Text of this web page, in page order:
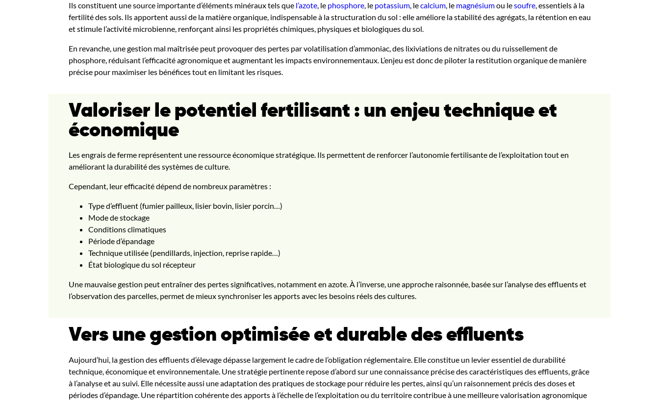
Ils constituent une source importante d’éléments minéraux tels que l’azote, le phosphore, le potassium, lecalcium, le magnésiumou lesoufre, essentiels à la
fertilité des sols. Ils apportent aussi de la matière organique, indispensable à la structuration du sol : elle améliore la stabilité des agrégats, la rétention en eau
et stimule l’activité microbienne, renforçant ainsi les propriétés chimiques, physiques et biologiques du sol.
En revanche, une gestion mal maîtrisée peut provoquer des pertes par volatilisation d’ammoniac, des lixiviations de nitrates ou du ruissellement de
phosphore, réduisant l’efficacité agronomique et augmentant les impacts environnementaux. L’enjeu est donc de piloter la restitution organique de manière
précise pour maximiser les bénéfices tout en limitant les risques.
Valoriser le potentiel fertilisant : un enjeu technique et
économique
Les engrais de ferme représentent une ressource économique stratégique. Ils permettent de renforcer l’autonomie fertilisante de l’exploitation tout en
améliorant la durabilité des systèmes de culture.
Cependant, leur efficacité dépend de nombreux paramètres :
Type d’effluent (fumier pailleux, lisier bovin, lisier porcin…)
Mode de stockage
Conditions climatiques
Période d’épandage
Technique utilisée (pendillards, injection, reprise rapide…)
État biologique du sol récepteur
Une mauvaise gestion peut entraîner des pertes significatives, notamment en azote. À l’inverse, une approche raisonnée, basée sur l’analyse des effluents et
l’observation des parcelles, permet de mieux synchroniser les apports avec les besoins réels des cultures.
Vers une gestion optimisée et durable des effluents
Aujourd’hui, la gestion des effluents d’élevage dépasse largement le cadre de l’obligation réglementaire. Elle constitue un levier essentiel de durabilité
technique, économique et environnementale. Une stratégie pertinente repose d’abord sur une connaissance précise des caractéristiques des effluents, grâce
à l’analyse et au suivi. Elle nécessite aussi une adaptation des pratiques de stockage pour réduire les pertes, ainsi qu’un raisonnement précis des doses et
périodes d’épandage. Une répartition cohérente des apports à l’échelle de l’exploitation ou du territoire contribue à une meilleure valorisation agronomique